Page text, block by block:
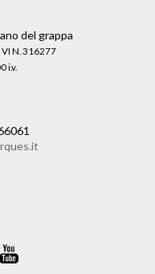
del grappa
VI N. 316277
i.v.